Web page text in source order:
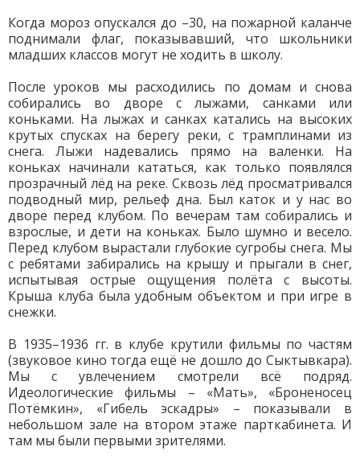
Когда мороз опускался до –30, на пожарной каланче
поднимали флаг, показывавший, что школьники
младших классов могут не ходить в школу.
После уроков мы расходились по домам и снова
собирались во дворе с лыжами, санками или
коньками. На лыжах и санках катались на высоких
крутых спусках на берегу реки, с трамплинами из
снега. Лыжи надевались прямо на валенки. На
коньках начинали кататься, как только появлялся
прозрачный лёд на реке. Сквозь лёд просматривался
подводный мир, рельеф дна. Был каток и у нас во
дворе перед клубом. По вечерам там собирались и
взрослые, и дети на коньках. Было шумно и весело.
Перед клубом вырастали глубокие сугробы снега. Мы
с ребятами забирались на крышу и прыгали в снег,
испытывая острые ощущения полёта с высоты.
Крыша клуба была удобным объектом и при игре в
снежки.
В 1935–1936 гг. в клубе крутили фильмы по частям
(звуковое кино тогда ещё не дошло до Сыктывкара).
Мы с увлечением смотрели всё подряд.
Идеологические фильмы – «Мать», «Броненосец
Потёмкин», «Гибель эскадры» – показывали в
небольшом зале на втором этаже парткабинета. И
там мы были первыми зрителями.